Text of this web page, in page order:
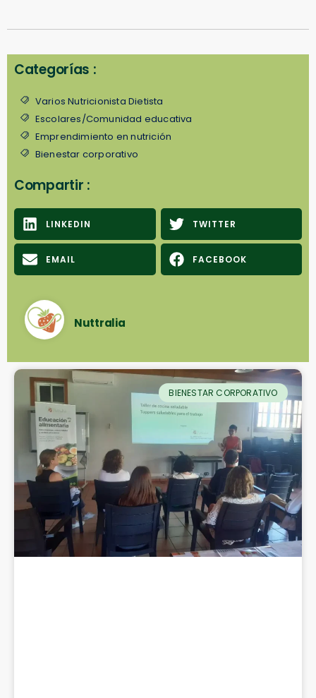
Categorías :
Varios Nutricionista Dietista
Escolares/Comunidad educativa
Emprendimiento en nutrición
Bienestar corporativo
Compartir :
LINKEDIN TWITTER
EMAIL FACEBOOK
Nuttralia
BIENESTAR CORPORATIVO